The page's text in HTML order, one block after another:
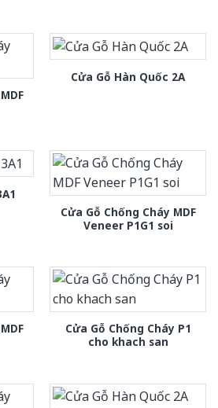
Cửa Gỗ Hàn Quốc 2A
Cửa Gỗ Chống Cháy MDF
Veneer P1G1 soi
Cửa Gỗ Chống Cháy P1
cho khach san